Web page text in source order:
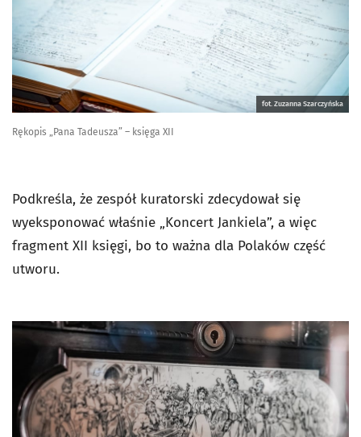
fot. Zuzanna Szarczyńska
Rękopis „Pana Tadeusza” – księga XII
Podkreśla, że zespół kuratorski zdecydował się
wyeksponować właśnie „Koncert Jankiela”, a więc
fragment XII księgi, bo to ważna dla Polaków część
utworu.